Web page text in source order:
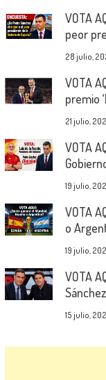
VOTA
peor
28 julio,
VOTA
premio
21 julio,
VOTA
19 julio,
VOTA
o
19 julio,
VOTA
15 julio,